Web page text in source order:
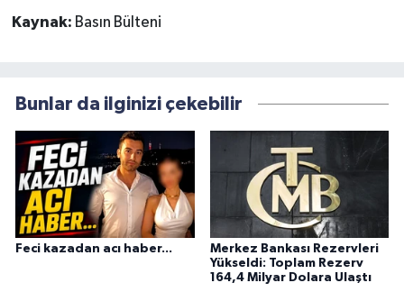
Kaynak: Basın Bülteni
Bunlar da ilginizi çekebilir
Feci kazadan acı haber...
Merkez Bankası Rezervleri
Yükseldi: Toplam Rezerv
164,4 Milyar Dolara Ulaştı